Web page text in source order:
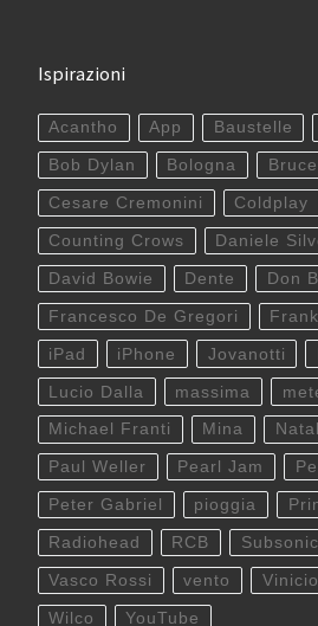
Ispirazioni
Acantho App Baustelle
Bob Dylan Bologna
Cesare Cremonini Coldplay
Counting Crows Daniele
David Bowie Dente Don
Francesco De Gregori Frank
iPad iPhone Jovanotti
Lucio Dalla massima
Michael Franti Mina
Paul Weller Pearl Jam
Peter Gabriel pioggia
Radiohead RCB
Vasco Rossi vento
Wilco YouTube